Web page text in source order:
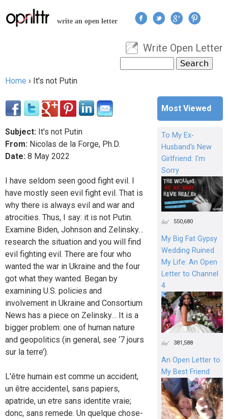
Jump to navigation
write an open letter
User menu
Write Open Letter
Search form
Home › It's not Putin
Subject: It's not Putin
From: Nicolas de la Forge, Ph.D.
Date: 8 May 2022
I have seldom seen good fight evil. I
have mostly seen evil fight evil. That is
why there is always evil and war and
atrocities. Thus, I say: it is not Putin.
Examine Biden, Johnson and Zelinsky…
research the situation and you will find
evil fighting evil. There are four who
wanted the war in Ukraine and the four
got what they wanted. Began by
examining U.S. policies and
involvement in Ukraine and Consortium
News has a piece on Zelinsky… It is a
bigger problem: one of human nature
and geopolitics (in general, see ‘7 jours
sur la terre’).
L'être humain est comme un accident,
un être accidentel, sans papiers,
apatride, un etre sans identite vraie;
donc, sans remede. Un quelque chose-
Most Viewed
To My Ex-
Husband's New
Girlfriend: I'm
Sorry
550,680
My Big Fat Gypsy
Wedding Ruined
My Life: An Open
Letter to Channel
4
381,588
An Open Letter to
My Best Friend